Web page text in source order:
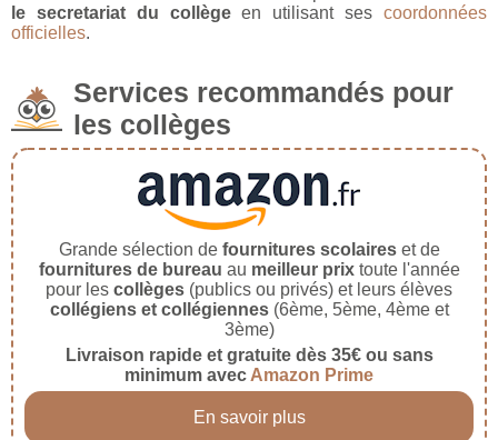
le secretariat du collègeen utilisant sescoordonnées
officielles.
Services recommandés pour
les collèges
Grande sélection de fournitures scolaireset de
fournitures de bureau au meilleur prixtoute l'année
pour les collèges (publics ou privés) et leurs élèves
collégiens et collégiennes(6ème, 5ème, 4ème et
3ème)
Livraison rapide et gratuite dès 35€ ou sans
minimum avec Amazon Prime
En savoir plus